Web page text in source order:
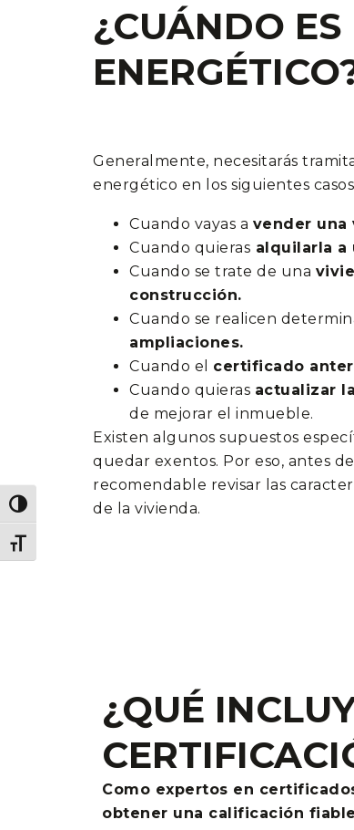
ALTERNAR ALTO CONTRASTE
ALTERNAR TAMAÑO DE LETRA
¿CUÁNDO
Generalmente, necesitarás
energético en los siguientes
Cuando vayas a vender una
Cuando quieras alquilarla a
Cuando se trate de una
construcción.
Cuando se realicen
ampliaciones.
Cuando el certificado
Cuando quieras actualizar
de mejorar el inmueble.
Existen algunos supuestos
quedar exentos. Por eso, antes
recomendable revisar las
de la vivienda.
¿QUÉ
Como expertos en
obtener una calificación fiable